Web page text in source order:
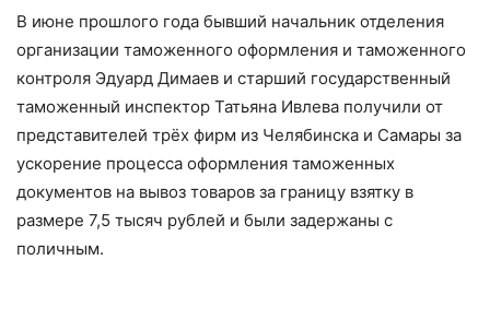
В июне прошлого года бывший начальник отделения
организации таможенного оформления и таможенного
контроля Эдуард Димаев и старший государственный
таможенный инспектор Татьяна Ивлева получили от
представителей трёх фирм из Челябинска и Самары за
ускорение процесса оформления таможенных
документов на вывоз товаров за границу взятку в
размере 7,5 тысяч рублей и были задержаны с
поличным.